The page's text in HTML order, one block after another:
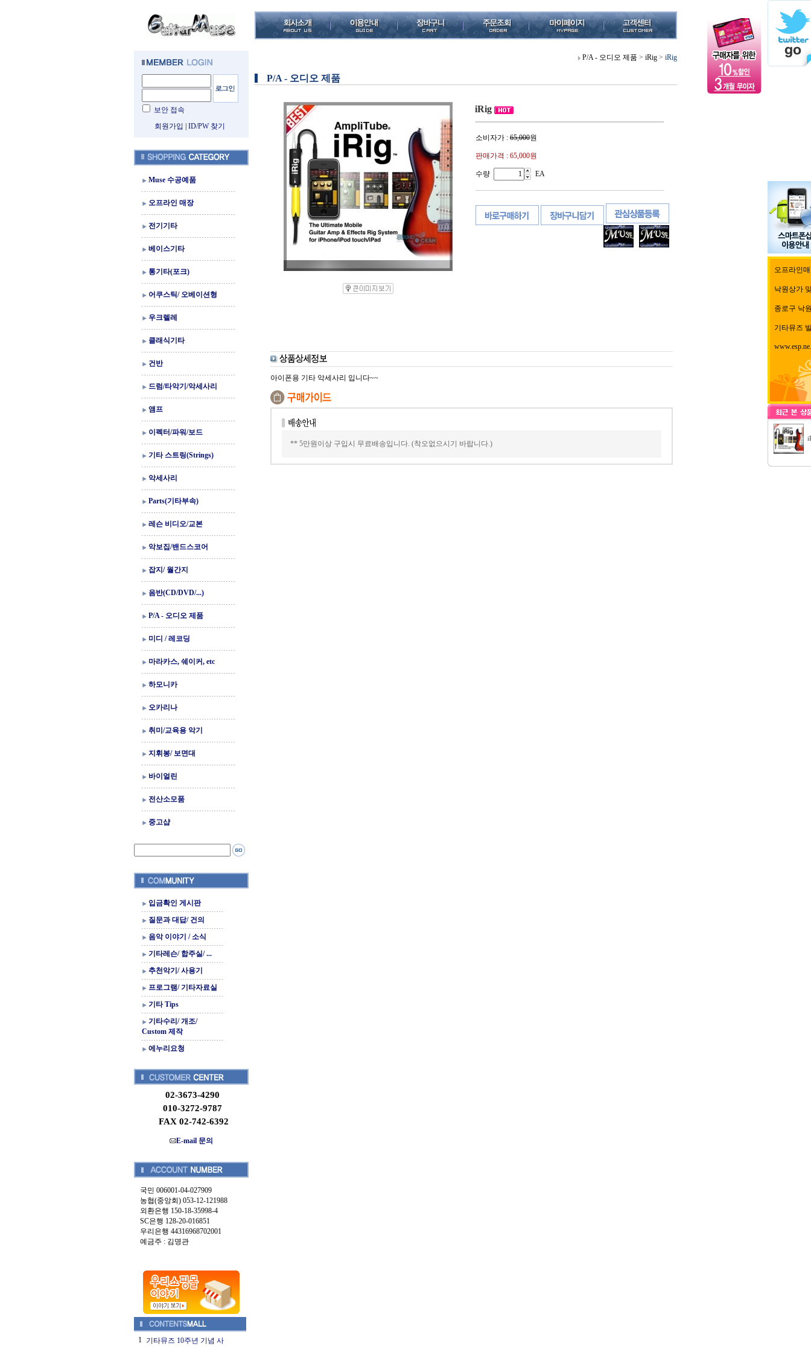
보안 접속
회원가입
ID/PW 찾기
Muse 수공예품
오프라인 매장
전기기타
베이스기타
통기타(포크)
어쿠스틱/ 오베이션형
우크렐레
클래식기타
건반
드럼/타악기/악세사리
앰프
이펙터/파워/보드
기타 스트링(Strings)
악세사리
Parts(기타부속)
레슨 비디오/교본
악보집/밴드스코어
잡지/ 월간지
음반(CD/DVD/...)
P/A - 오디오 제품
미디 / 레코딩
마라카스, 쉐이커, etc
하모니카
오카리나
취미/교육용 악기
지휘봉/ 보면대
바이얼린
전산소모품
중고샵
입금확인 게시판
질문과 대답/ 건의
음악 이야기 / 소식
기타레슨/ 합주실/ ...
추천악기/ 사용기
프로그램/ 기타자료실
기타 Tips
기타수리/ 개조/
Custom 제작
에누리요청
02-3673-4290
010-3272-9787
FAX 02-742-6392
E-mail 문의
국민 006001-04-027909
농협(중앙회) 053-12-121988
외환은행 150-18-35998-4
SC은행 128-20-016851
우리은행 44316968702001
예금주 : 김명관
1 기타뮤즈 10주년 기념 사
P/A - 오디오 제품 > iRig > iRig
P/A - 오디오 제품
iRig
소비자가 : 65,000원
판매가격 : 65,000원
수량 EA
아이폰용 기타 악세사리 입니다~~
** 5만원이상 구입시 무료배송입니다. (착오없으시기 바랍니다.)
오프라인
낙원상가
종로구 낙
기타뮤즈